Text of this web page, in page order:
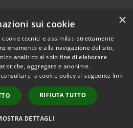
Copyright © 2026 • Comune di
byMunicipium
Accesso
redazione
×
sui cookie
tecnici e assimilati strettamente
e alla navigazione del sito,
analitico al solo fine di elaborare
aggregate e anonime.
la cookie policy al seguente link
RIFIUTA TUTTO
DETTAGLI